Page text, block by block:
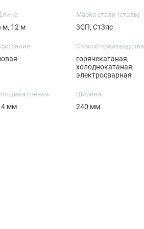
м, 12 м
Марка стали (сталь)
3СП, Ст3пс
Способ производства
горячекатаная,
холоднокатаная,
электросварная
стенки
мм
Ширина
240 мм